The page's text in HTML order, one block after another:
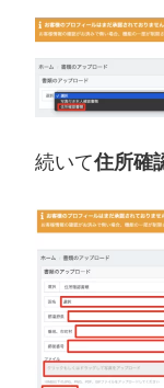
続いて住所確